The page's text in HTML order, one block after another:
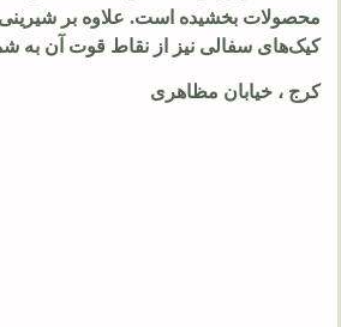
محصولات بخشیده است. علاوه بر
کیک‌های سفالی نیز از نقاط قوت آن به
کرج ، خیابان مظاهری